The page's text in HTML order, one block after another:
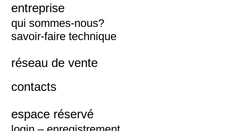
entreprise
qui sommes-nous?
savoir-faire technique
réseau de vente
contacts
espace réservé